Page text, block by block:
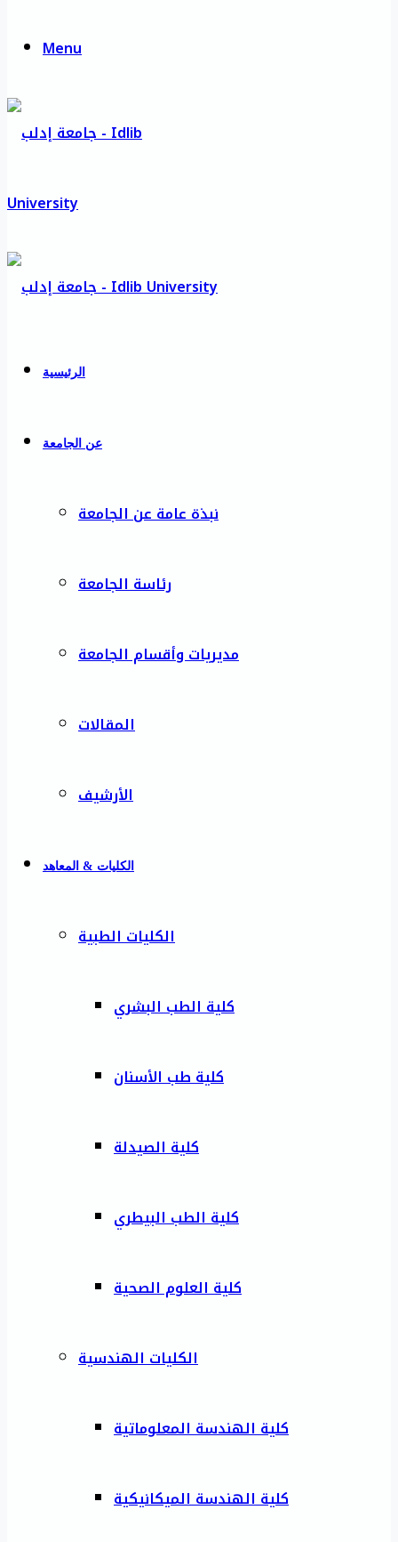
Menu
الرئيسية
عن الجامعة
نبذة عامة عن الجامعة
رئاسة الجامعة
مديريات وأقسام الجامعة
المقالات
الأرشيف
الكليات & المعاهد
الكليات الطبية
كلية الطب البشري
كلية طب الأسنان
كلية الصيدلة
كلية الطب البيطري
كلية العلوم الصحية
الكليات الهندسية
كلية الهندسة المعلوماتية
كلية الهندسة الميكانيكية